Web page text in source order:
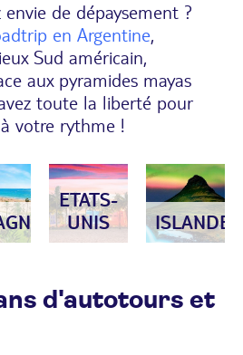
de dépaysement ?
en Argentine,
Sud américain,
aux pyramides mayas
toute la liberté pour
votre rythme !
ETATS-
UNIS
ISLANDE
d'autotours et